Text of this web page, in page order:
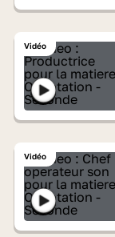
Vidéo
Vidéo